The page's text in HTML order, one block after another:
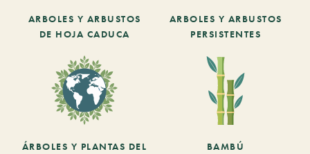
ARBOLES Y ARBUSTOS
DE HOJA CADUCA
ARBOLES Y ARBUSTOS
PERSISTENTES
ÁRBOLES Y PLANTAS DEL
BAMBÚ